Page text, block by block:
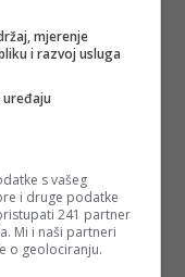
mjerenje
i razvoj usluga
s vašeg
i druge podatke
241 partner
Mi i naši partneri
o geolociranju.